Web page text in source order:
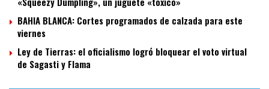
BAHIA BLANCA: Cortes programados de calzada para este
viernes
Ley de Tierras: el oficialismo logró bloquear el voto virtual
de Sagasti y Flama